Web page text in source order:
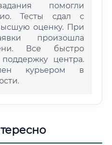
помогли
Тесты сдал с
оценку. При
произошла
Все быстро
центра.
курьером в